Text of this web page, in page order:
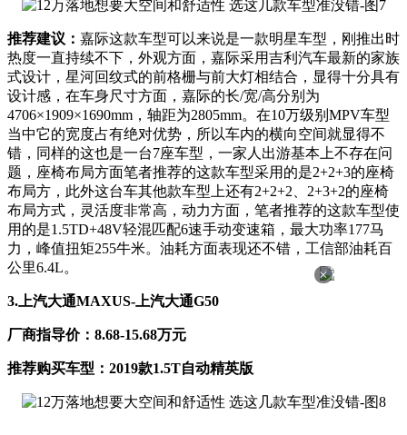
推荐建议： 嘉际这款车型可以来说是一款明星车型，刚推出时
热度一直持续不下，外观方面，嘉际采用吉利汽车最新的家族
式设计，星河回纹式的前格栅与前大灯相结合，显得十分具有
设计感，在车身尺寸方面，嘉际的长/宽/高分别为
4706×1909×1690mm，轴距为2805mm。在10万级别MPV车型
当中它的宽度占有绝对优势，所以车内的横向空间就显得不
错，同样的这也是一台7座车型，一家人出游基本上不存在问
题，座椅布局方面笔者推荐的这款车型采用的是2+2+3的座椅
布局方，此外这台车其他款车型上还有2+2+2、2+3+2的座椅
布局方式，灵活度非常高，动力方面，笔者推荐的这款车型使
用的是1.5TD+48V轻混匹配6速手动变速箱，最大功率177马
力，峰值扭矩255牛米。油耗方面表现还不错，工信部油耗百
公里6.4L。
3.上汽大通MAXUS-上汽大通G50
厂商指导价：8.68-15.68万元
推荐购买车型：2019款1.5T自动精英版
×